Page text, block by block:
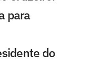
para
do